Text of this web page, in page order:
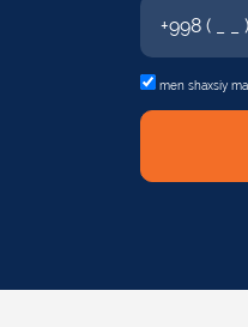
men shaxsiy